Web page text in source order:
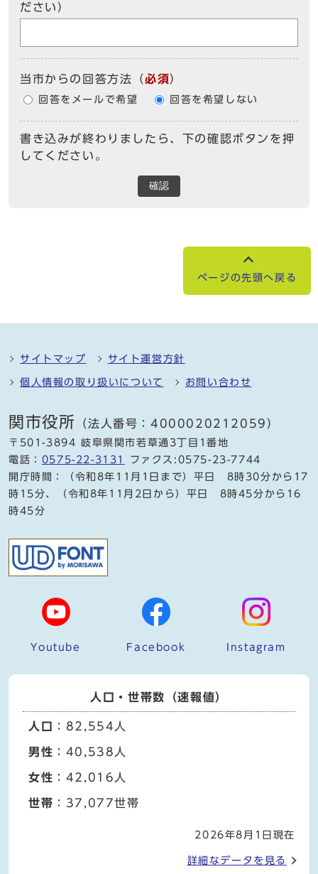
ださい）
当市からの回答方法 （必須）
回答をメールで希望 回答を希望しない
書き込みが終わりましたら、下の確認ボタンを押
してください。
確認
ページの先頭へ戻る
サイトマップ サイト運営方針
個人情報の取り扱いについて お問い合わせ
関市役所 （法人番号：4000020212059）
〒501-3894 岐阜県関市若草通3丁目1番地
電話： 0575-22-3131
ファクス:0575-23-7744
開庁時間：（令和8年11月1日まで）平日 8時30分から17
時15分、（令和8年11月2日から）平日 8時45分から16
時45分
Youtube Facebook Instagram
人口・世帯数（速報値）
人口 ：82,554人
男性 ：40,538人
女性 ：42,016人
世帯 ：37,077世帯
2026年8月1日現在
詳細なデータを見る